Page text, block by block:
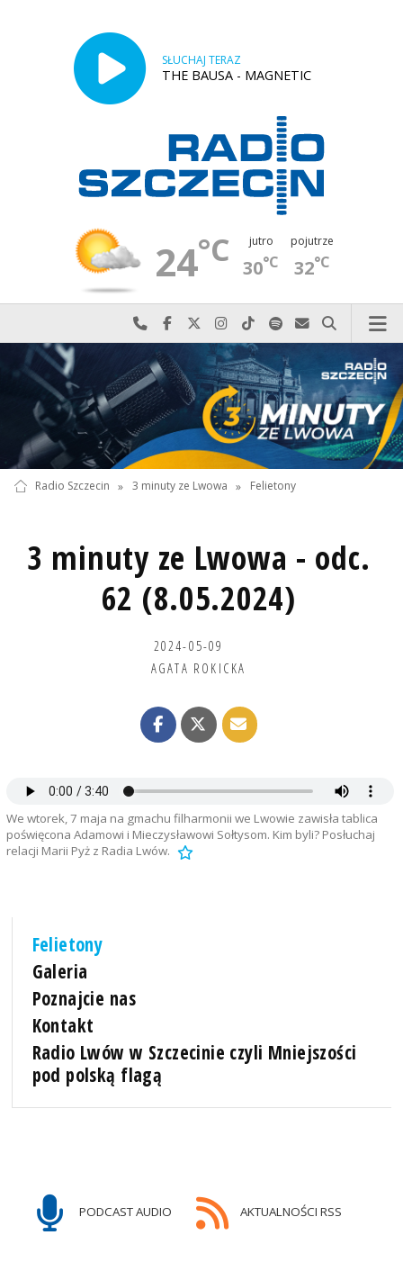
SŁUCHAJ TERAZ
THE BAUSA - MAGNETIC
24°C jutro
30°C
pojutrze
32°C
Najlepiej po prostu do nas zadzwoń
Odwiedź nas na Facebook-u
Odwiedź nas na X
Odwiedź nas na Instagram-ie
Odwiedź nas na TikTok-u
Szukaj nas na Spotify
Wyślij do nas
Szukaj
Radio Szczecin » 3 minuty ze Lwowa » Felietony
3 minuty ze Lwowa - odc.
62 (8.05.2024)
2024-05-09
AGATA ROKICKA
We wtorek, 7 maja na gmachu filharmonii we Lwowie zawisła tablica
poświęcona Adamowi i Mieczysławowi Sołtysom. Kim byli? Posłuchaj
relacji Marii Pyż z Radia Lwów.
Felietony
Galeria
Poznajcie nas
Kontakt
Radio Lwów w Szczecinie czyli Mniejszości
pod polską flagą
PODCAST AUDIO AKTUALNOŚCI RSS